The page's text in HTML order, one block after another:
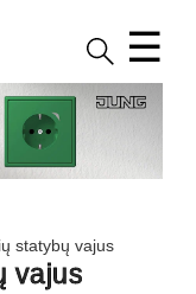
☰
statybų vajus
vajus